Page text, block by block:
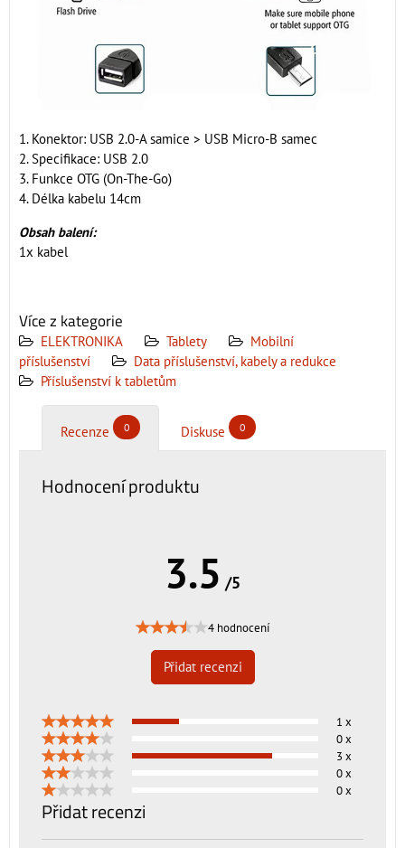
1. Konektor: USB 2.0-A samice > USB Micro-B samec
2. Specifikace: USB 2.0
3. Funkce OTG (On-The-Go)
4. Délka kabelu 14cm
Obsah balení:
1x kabel
Více z kategorie
ELEKTRONIKA Tablety
Mobilní
příslušenství
Data příslušenství, kabely a redukce
Příslušenství k tabletům
Recenze 0 Diskuse 0
Hodnocení produktu
3.5 /5
4 hodnocení
Přidat recenzi
1 x
0 x
3 x
0 x
0 x
Přidat recenzi